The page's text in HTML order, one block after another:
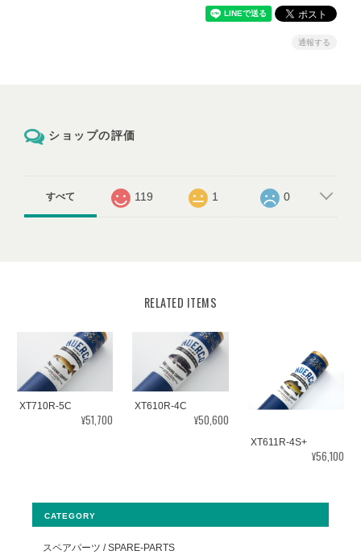
通報する
ショップの評価
すべて 119 1 0
RELATED ITEMS
XT710R-5C
¥51,700
XT610R-4C
¥50,600
XT611R-4S+
¥56,100
CATEGORY
スペアパーツ / SPARE-PARTS